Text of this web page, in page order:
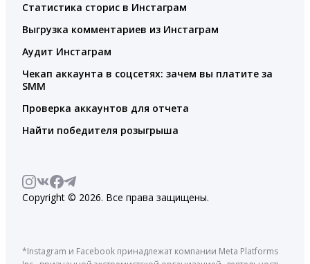
Статистика сторис в Инстаграм
Выгрузка комментариев из Инстаграм
Аудит Инстаграм
Чекап аккаунта в соцсетях: зачем вы платите за
SMM
Проверка аккаунтов для отчета
Найти победителя розыгрыша
Copyright © 2026. Все права защищены.
*Instagram и Facebook принадлежат компании Meta Platforms